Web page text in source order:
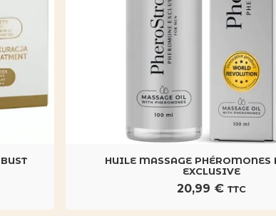
HUILE MASSAGE
EXCLUSIVE
20,99 € TTC